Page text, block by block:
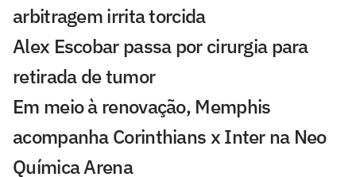
arbitragem irrita torcida
Alex Escobar passa por cirurgia para
retirada de tumor
Em meio à renovação, Memphis
acompanha Corinthians x Inter na Neo
Química Arena